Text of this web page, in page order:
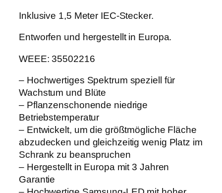
n
e
Inklusive 1,5 Meter IEC-Stecker.
Entworfen und hergestellt in Europa.
WEEE: 35502216
– Hochwertiges Spektrum speziell für
Wachstum und Blüte
– Pflanzenschonende niedrige
Betriebstemperatur
– Entwickelt, um die größtmögliche Fläche
abzudecken und gleichzeitig wenig Platz im
Schrank zu beanspruchen
– Hergestellt in Europa mit 3 Jahren
Garantie